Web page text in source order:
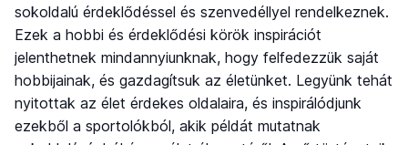
sokoldalú érdeklődéssel és szenvedéllyel rendelkeznek.
Ezek a hobbi és érdeklődési körök inspirációt
jelenthetnek mindannyiunknak, hogy felfedezzük saját
hobbijainak, és gazdagítsuk az életünket. Legyünk tehát
nyitottak az élet érdekes oldalaira, és inspirálódjunk
ezekből a sportolókból, akik példát mutatnak